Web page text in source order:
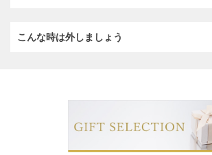
こんな時は外しましょう